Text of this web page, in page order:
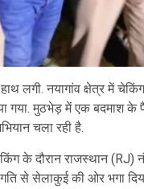
लगी. नयागांव क्षेत्र में
गया. मुठभेड़ में एक बदमाश
चला रही है.
के दौरान राजस्थान (RJ)
से सेलाकुई की ओर भगा